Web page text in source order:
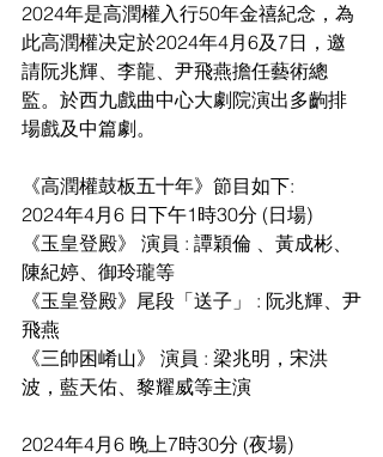
2024年是高潤權入行50年金禧紀念，為
此高潤權决定於2024年4月6及7日，邀
請阮兆輝、李龍、尹飛燕擔任藝術總
監。於西九戲曲中心大劇院演出多齣排
場戲及中篇劇。
《高潤權鼓板五十年》節目如下:
2024年4月6 日下午1時30分 (日場)
《玉皇登殿》 演員 : 譚穎倫 、黃成彬、
陳紀婷、御玲瓏等
《玉皇登殿》尾段「送子」 : 阮兆輝、尹
飛燕
《三帥困崤山》 演員 : 梁兆明，宋洪
波，藍天佑、黎耀威等主演
2024年4月6 晚上7時30分 (夜場)